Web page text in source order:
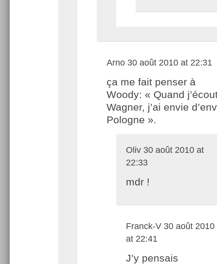
Arno 30 août 2010 at 22:31
ça me fait penser à
Woody: « Quand
Wagner, j’ai envie
Pologne ».
Oliv 30 août 2010 at
22:33
mdr !
Franck-V 30 août 2010
at 22:41
J’y pensais